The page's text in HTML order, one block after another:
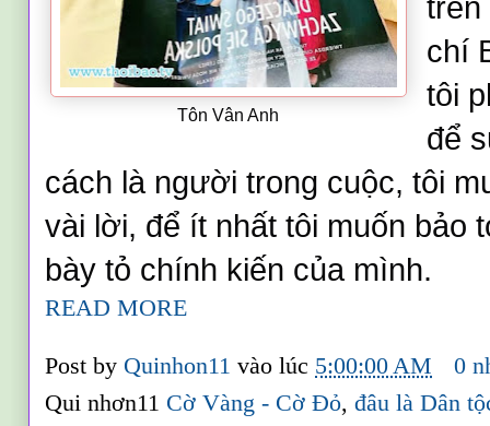
Tôn Vân Anh
trên
chí
tôi
để
cách là người trong cuộc, tôi
vài lời, để ít nhất tôi muốn bảo
bày tỏ chính kiến của mình.
READ MORE
Post by Quinhon11vào lúc 5:00:00 AM
0
Qui nhơn11 Cờ Vàng - Cờ Đỏ,đâu là Dân